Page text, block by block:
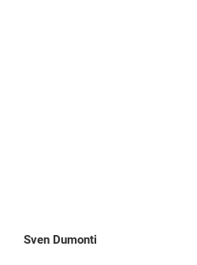
Sven Dumonti